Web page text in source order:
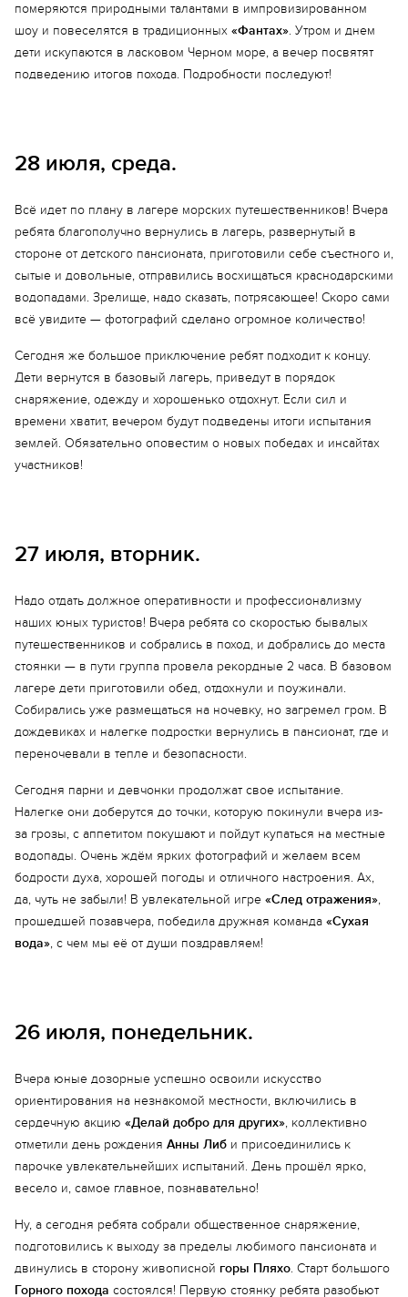
померяются природными талантами в импровизированном
шоу и повеселятся в традиционных «Фантах». Утром и днем
дети искупаются в ласковом Черном море, а вечер посвятят
подведению итогов похода. Подробности последуют!
28 июля, среда.
Всё идет по плану в лагере морских путешественников! Вчера
ребята благополучно вернулись в лагерь, развернутый в
стороне от детского пансионата, приготовили себе съестного и,
сытые и довольные, отправились восхищаться краснодарскими
водопадами. Зрелище, надо сказать, потрясающее! Скоро сами
всё увидите — фотографий сделано огромное количество!
Сегодня же большое приключение ребят подходит к концу.
Дети вернутся в базовый лагерь, приведут в порядок
снаряжение, одежду и хорошенько отдохнут. Если сил и
времени хватит, вечером будут подведены итоги испытания
землей. Обязательно оповестим о новых победах и инсайтах
участников!
Еще 9 фото
27 июля, вторник.
Надо отдать должное оперативности и профессионализму
наших юных туристов! Вчера ребята со скоростью бывалых
путешественников и собрались в поход, и добрались до места
стоянки — в пути группа провела рекордные 2 часа. В базовом
лагере дети приготовили обед, отдохнули и поужинали.
Собирались уже размещаться на ночевку, но загремел гром. В
дождевиках и налегке подростки вернулись в пансионат, где и
переночевали в тепле и безопасности.
Сегодня парни и девчонки продолжат свое испытание.
Налегке они доберутся до точки, которую покинули вчера из-
за грозы, с аппетитом покушают и пойдут купаться на местные
водопады. Очень ждём ярких фотографий и желаем всем
бодрости духа, хорошей погоды и отличного настроения. Ах,
да, чуть не забыли! В увлекательной игре «След отражения»,
прошедшей позавчера, победила дружная команда «Сухая
вода», с чем мы её от души поздравляем!
26 июля, понедельник.
Вчера юные дозорные успешно освоили искусство
ориентирования на незнакомой местности, включились в
сердечную акцию «Делай добро для других», коллективно
отметили день рождения Анны Либ и присоединились к
парочке увлекательнейших испытаний. День прошёл ярко,
весело и, самое главное, познавательно!
Ну, а сегодня ребята собрали общественное снаряжение,
подготовились к выходу за пределы любимого пансионата и
двинулись в сторону живописной горы Пляхо. Старт большого
Горного похода состоялся! Первую стоянку ребята разобьют